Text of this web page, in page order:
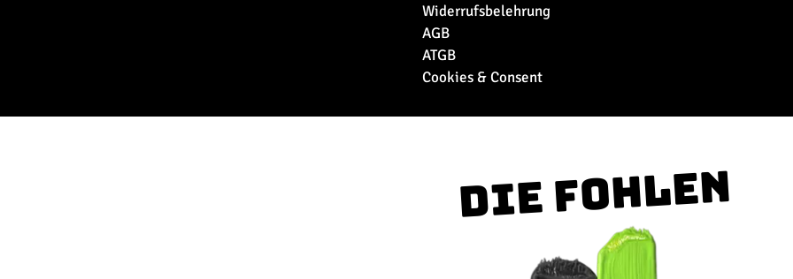
Widerrufsbelehrung
AGB
ATGB
Cookies & Consent
Die Fohlen